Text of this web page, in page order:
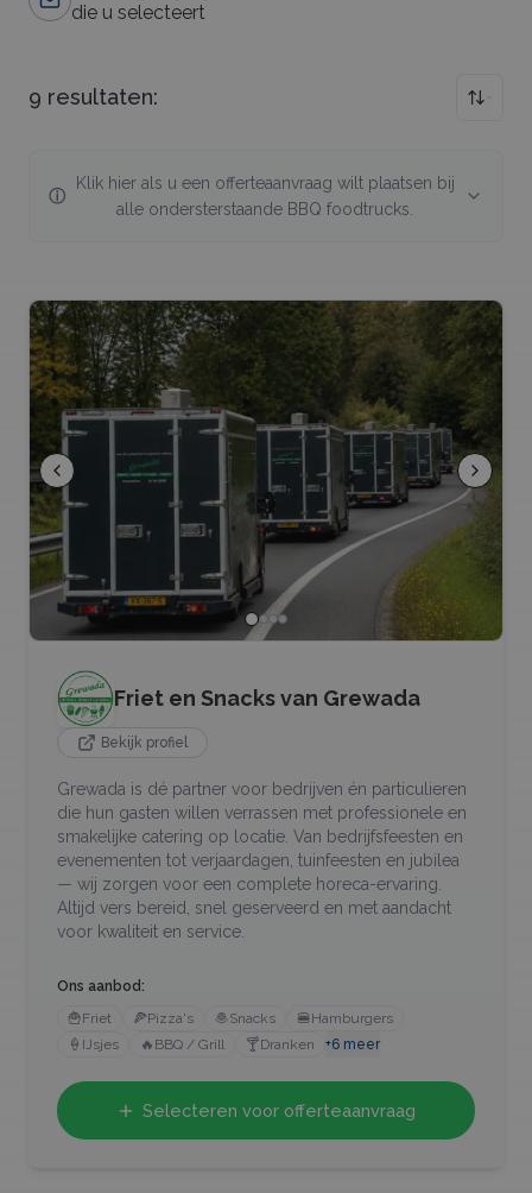
die u selecteert
9 resultaten:
ⓘ
Klik hier als u een offerteaanvraag wilt plaatsen bij
alle ondersterstaande BBQ foodtrucks.
Friet en Snacks van Grewada
Bekijk profiel
Grewada is dé partner voor bedrijven én particulieren
die hun gasten willen verrassen met professionele en
smakelijke catering op locatie. Van bedrijfsfeesten en
evenementen tot verjaardagen, tuinfeesten en jubilea
— wij zorgen voor een complete horeca-ervaring.
Altijd vers bereid, snel geserveerd en met aandacht
voor kwaliteit en service.
Ons aanbod:
🍟Friet 🍕Pizza's 🧆Snacks 🍔Hamburgers
🍦 IJsjes 🔥 BBQ / Grill 🍸Dranken +6 meer
Selecteren voor offerteaanvraag